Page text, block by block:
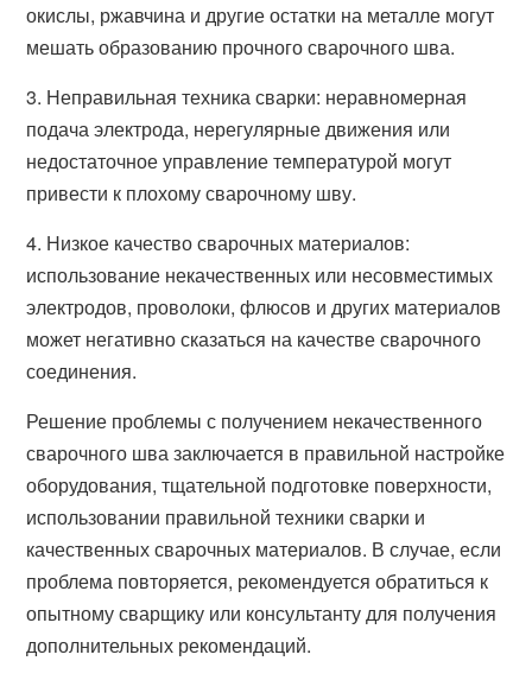
окислы, ржавчина и другие остатки на металле могут
мешать образованию прочного сварочного шва.
3. Неправильная техника сварки: неравномерная
подача электрода, нерегулярные движения или
недостаточное управление температурой могут
привести к плохому сварочному шву.
4. Низкое качество сварочных материалов:
использование некачественных или несовместимых
электродов, проволоки, флюсов и других материалов
может негативно сказаться на качестве сварочного
соединения.
Решение проблемы с получением некачественного
сварочного шва заключается в правильной настройке
оборудования, тщательной подготовке поверхности,
использовании правильной техники сварки и
качественных сварочных материалов. В случае, если
проблема повторяется, рекомендуется обратиться к
опытному сварщику или консультанту для получения
дополнительных рекомендаций.